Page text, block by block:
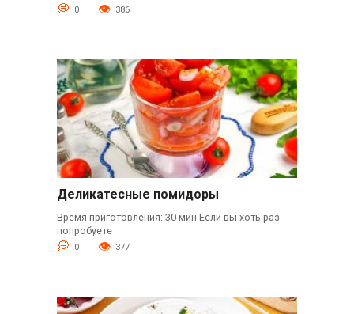
0 386
Деликатесные помидоры
Время приготовления: 30 мин Если вы хоть раз
попробуете
0 377